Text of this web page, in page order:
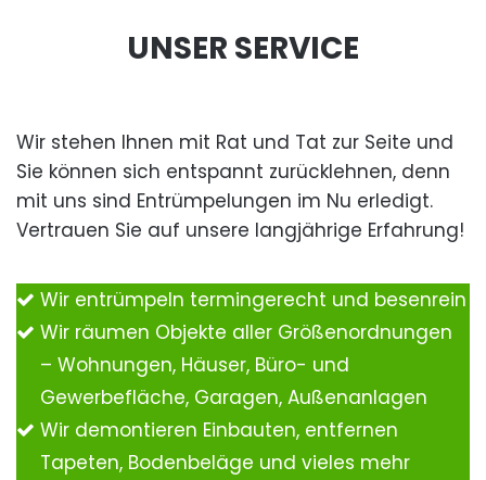
UNSER SERVICE
Wir stehen Ihnen mit Rat und Tat zur Seite und
Sie können sich entspannt zurücklehnen, denn
mit uns sind Entrümpelungen im Nu erledigt.
Vertrauen Sie auf unsere langjährige Erfahrung!
Wir entrümpeln termingerecht und besenrein
Wir räumen Objekte aller Größenordnungen
– Wohnungen, Häuser, Büro- und
Gewerbefläche, Garagen, Außenanlagen
Wir demontieren Einbauten, entfernen
Tapeten, Bodenbeläge und vieles mehr